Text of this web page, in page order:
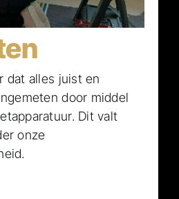
dat alles juist en
door middel
Dit valt
onze